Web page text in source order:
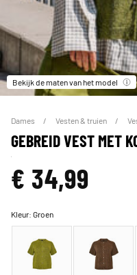
Bekijk de maten van het model
Dames Vesten & truien
GEBREID VEST MET
€ 34,99
Kleur:Groen